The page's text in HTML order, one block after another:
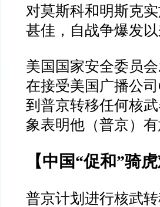
对莫斯科和明斯克
甚佳，自战争爆发
美国国家安全委员
在接受美国广播公司
到普京转移任何核武
象表明他（普京）
【中国“促和”骑虎
普京计划进行核武